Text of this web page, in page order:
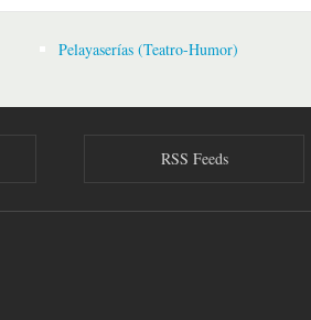
Pelayaserías (Teatro-Humor)
RSS Feeds